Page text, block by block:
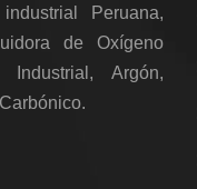
Peruana,
de Oxígeno
Industrial, Argón,